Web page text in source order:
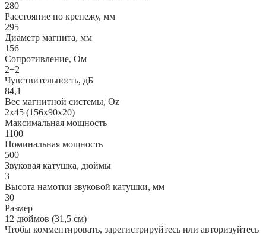
280
Расстояние по крепежу, мм
295
Диаметр магнита, мм
156
Сопротивление, Ом
2+2
Чувствительность, дБ
84,1
Вес магнитной системы, Oz
2х45 (156х90х20)
Максимальная мощность
1100
Номинальная мощность
500
Звуковая катушка, дюймы
3
Высота намотки звуковой катушки, мм
30
Размер
12 дюймов (31,5 см)
Чтобы комментировать, зарегистрируйтесь или авторизуйтесь